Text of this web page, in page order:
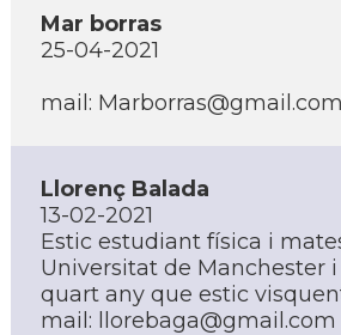
Mar borras
25-04-2021
mail: Marborras@gmail.com
Llorenç Balada
13-02-2021
Estic estudiant física i
Universitat de Manchester i
quart any que estic
mail: llorebaga@gmail.com